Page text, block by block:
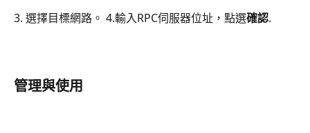
3. 選擇目標網路。 4.輸入RPC伺服器位址，點選確認.
管理與使用